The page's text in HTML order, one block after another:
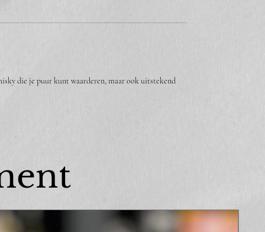
die je puur kunt waarderen, maar ook uitstekend